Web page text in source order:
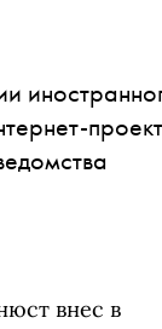
проект
внес в